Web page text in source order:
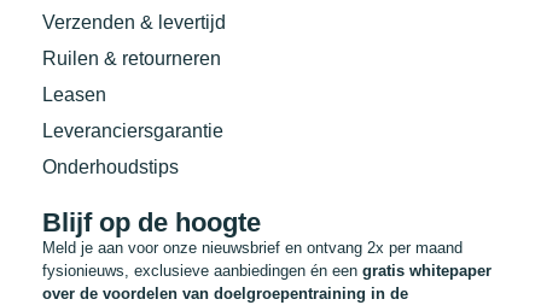
Verzenden & levertijd
Ruilen & retourneren
Leasen
Leveranciersgarantie
Onderhoudstips
Blijf op de hoogte
Meld je aan voor onze nieuwsbrief en ontvang 2x per maand
fysionieuws, exclusieve aanbiedingen én een gratis whitepaper
over de voordelen van doelgroepentraining in de